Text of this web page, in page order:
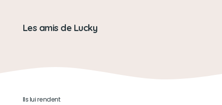
Les amis de Lucky
Ils lui rendent